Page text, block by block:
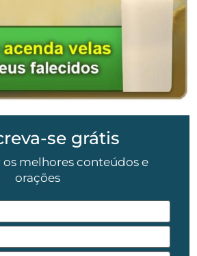
se grátis
os melhores conteúdos e
orações